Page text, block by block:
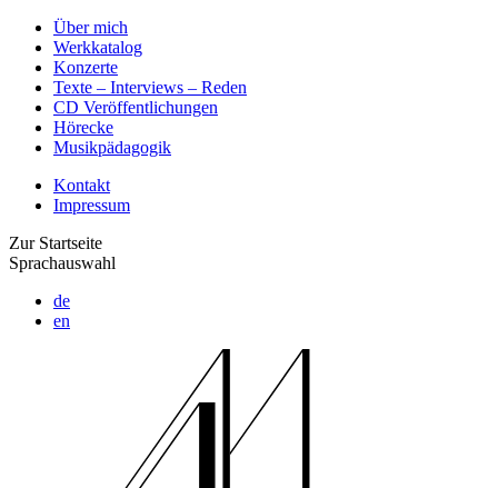
Über mich
Werkkatalog
Konzerte
Texte – Interviews – Reden
CD Veröffentlichungen
Hörecke
Musikpädagogik
Kontakt
Impressum
Zur Startseite
Sprachauswahl
de
en